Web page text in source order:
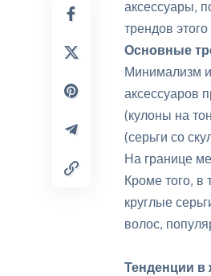
аксессуары,
трендов этого
Основные
Минимализм и
аксессуаров
(кулоны на
(серьги со
На границе
Кроме того, в
круглые
волос,
Тенденции